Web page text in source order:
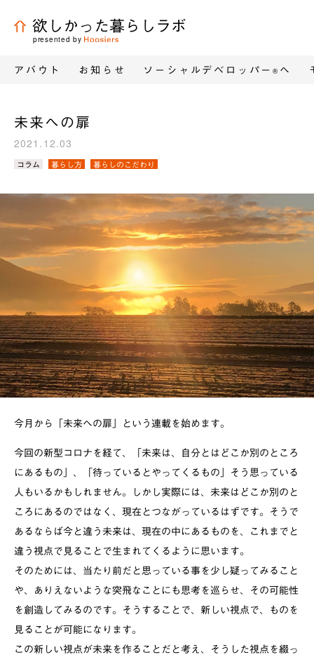
欲しかった暮らしラボ
presented by
アバウト お知らせ ソーシャルデベロッパー® へ
未来への扉
2021.12.03
カ
リ
グ：
コラム 暮らし方 暮らしのこだわり
今月から「未来への扉」という連載を始めます。
今回の新型コロナを経て、「未来は、自分とはどこか別のところ
にあるもの」、「待っているとやってくるもの」そう思っている
人もいるかもしれません。しかし実際には、未来はどこか別のと
ころにあるのではなく、現在とつながっているはずです。そうで
あるならば今と違う未来は、現在の中にあるものを、これまでと
違う視点で見ることで生まれてくるように思います。
そのためには、当たり前だと思っている事を少し疑ってみること
や、ありえないような突飛なことにも思考を巡らせ、その可能性
を創造してみるのです。そうすることで、新しい視点で、ものを
見ることが可能になります。
この新しい視点が未来を作ることだと考え、そうした視点を綴っ